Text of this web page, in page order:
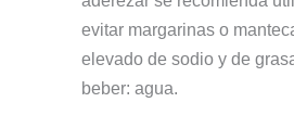
evitar margarinas o
elevado de sodio y de
beber: agua.